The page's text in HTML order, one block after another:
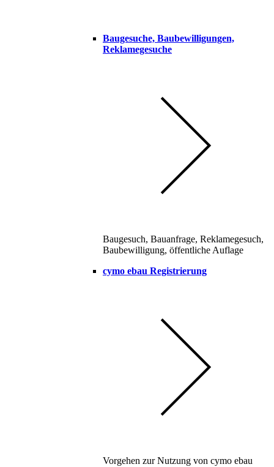
Baugesuche, Baubewilligungen,
Reklamegesuche
Baugesuch, Bauanfrage, Reklamegesuch,
Baubewilligung, öffentliche Auflage
cymo ebau Registrierung
Vorgehen zur Nutzung von cymo ebau